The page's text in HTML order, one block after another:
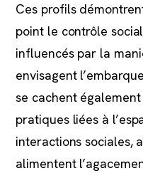
Ces profils
point le contrôle
influencés par la
envisagent
se cachent
pratiques liées à
interactions sociales,
alimentent